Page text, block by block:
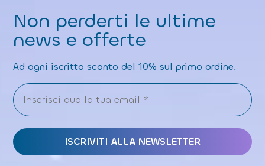
Non perderti le ultime
news e offerte
Ad ogni iscritto sconto del 10% sul primo ordine.